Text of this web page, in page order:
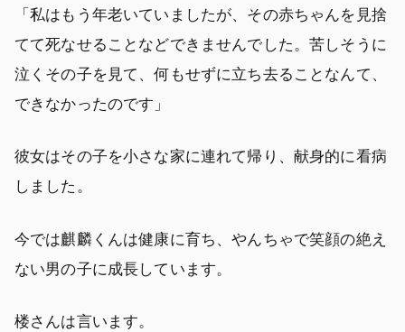
「私はもう年老いていましたが、その赤ちゃんを見捨
てて死なせることなどできませんでした。苦しそうに
泣くその子を見て、何もせずに立ち去ることなんて、
できなかったのです」
彼女はその子を小さな家に連れて帰り、献身的に看病
しました。
今では麒麟くんは健康に育ち、やんちゃで笑顔の絶え
ない男の子に成長しています。
楼さんは言います。